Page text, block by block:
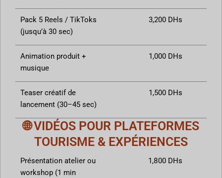
Pack 5 Reels / TikToks
(jusqu’à 30 sec)
3,200 DHs
Animation produit +
musique
1,000 DHs
Teaser créatif de
lancement (30–45 sec)
1,500 DHs
🌐 VIDÉOS POUR PLATEFORMES
TOURISME & EXPÉRIENCES
Présentation atelier ou
workshop (1 min
1,800 DHs